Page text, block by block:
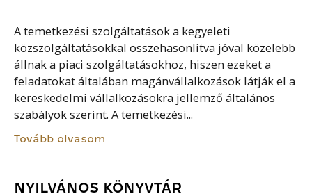
A temetkezési szolgáltatások a kegyeleti
közszolgáltatásokkal összehasonlítva jóval közelebb
állnak a piaci szolgáltatásokhoz, hiszen ezeket a
feladatokat általában magánvállalkozások látják el a
kereskedelmi vállalkozásokra jellemző általános
szabályok szerint. A temetkezési...
Tovább olvasom
NYILVÁNOS KÖNYVTÁR